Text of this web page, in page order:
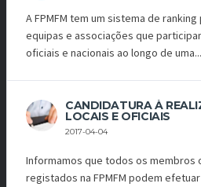
A FPMFM tem um sistema de
equipas e associações que
oficiais e nacionais ao longo de uma...
CANDIDATURA À
LOCAIS E OFICIAIS
2017-04-04
Informamos que todos os membros
registados na FPMFM podem